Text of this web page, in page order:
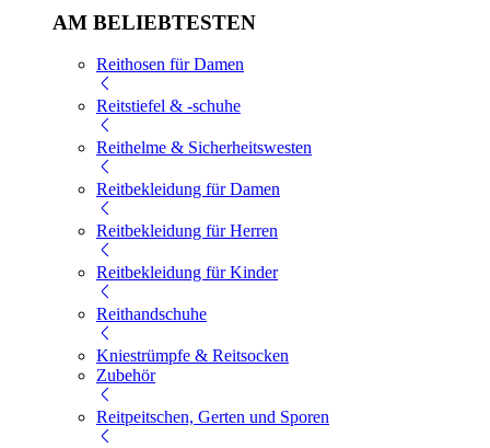
AM BELIEBTESTEN
Reithosen für Damen
Reitstiefel & -schuhe
Reithelme & Sicherheitswesten
Reitbekleidung für Damen
Reitbekleidung für Herren
Reitbekleidung für Kinder
Reithandschuhe
Kniestrümpfe & Reitsocken
Zubehör
Reitpeitschen, Gerten und Sporen